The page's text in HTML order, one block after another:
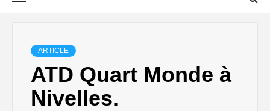
ARTICLE
ATD Quart Monde à
Nivelles.